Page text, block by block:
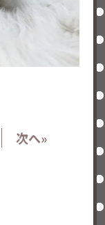
次へ»